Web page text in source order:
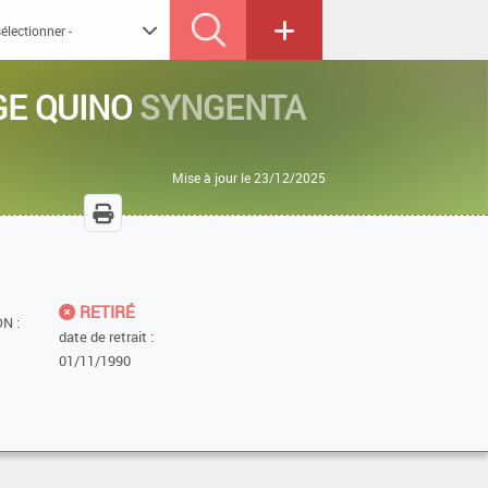
QUINOSYNGENTA
Mise à jour le 23/12/2025
:
RETIRÉ
date de retrait :
01/11/1990